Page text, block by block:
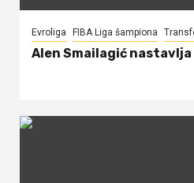
Evroliga FIBA Liga šampiona
Alen Smailagić